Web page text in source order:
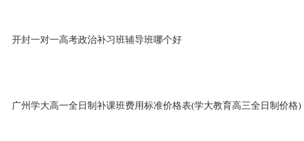
开封一对一高考政治补习班辅导班哪个好
广州学大高一全日制补课班费用标准价格表(学大教育高三全日制价格)